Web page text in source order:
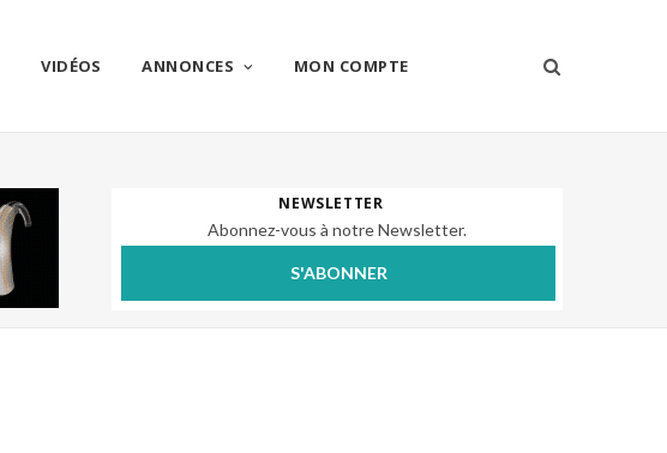
VIDÉOS ANNONCES MON COMPTE
NEWSLETTER
Abonnez-vous à notre Newsletter.
S'ABONNER